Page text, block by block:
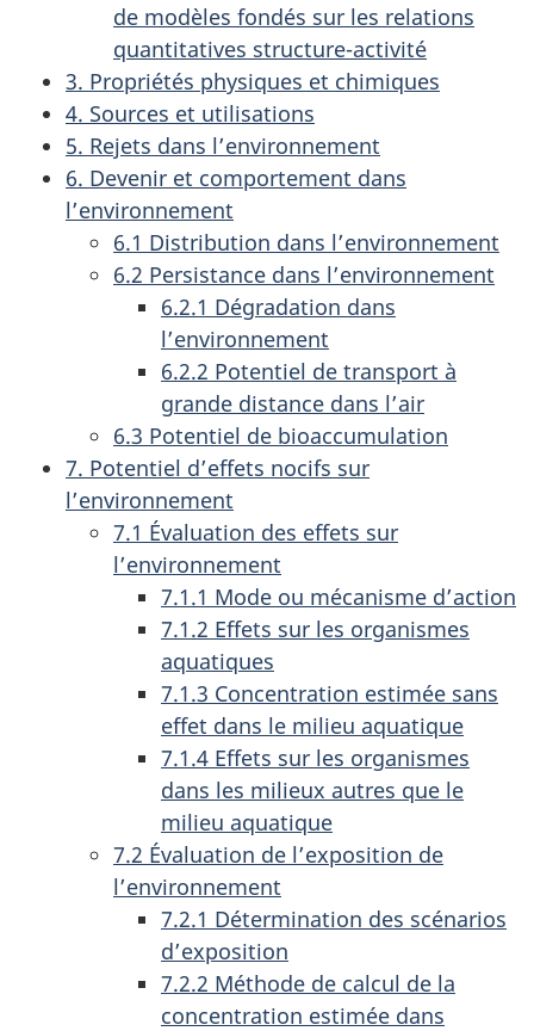
de modèles fondés sur les relations
quantitatives structure-activité
3. Propriétés physiques et chimiques
4. Sources et utilisations
5. Rejets dans l’environnement
6. Devenir et comportement dans
l’environnement
6.1 Distribution dans l’environnement
6.2 Persistance dans l’environnement
6.2.1 Dégradation dans
l’environnement
6.2.2 Potentiel de transport à
grande distance dans l’air
6.3 Potentiel de bioaccumulation
7. Potentiel d’effets nocifs sur
l’environnement
7.1 Évaluation des effets sur
l’environnement
7.1.1 Mode ou mécanisme d’action
7.1.2 Effets sur les organismes
aquatiques
7.1.3 Concentration estimée sans
effet dans le milieu aquatique
7.1.4 Effets sur les organismes
dans les milieux autres que le
milieu aquatique
7.2 Évaluation de l’exposition de
l’environnement
7.2.1 Détermination des scénarios
d’exposition
7.2.2 Méthode de calcul de la
concentration estimée dans